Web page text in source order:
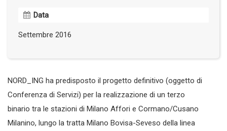
Data
Settembre 2016
NORD_ING ha predisposto il progetto definitivo (oggetto di
Conferenza di Servizi) per la realizzazione di un terzo
binario tra le stazioni di Milano Affori e Cormano/Cusano
Milanino, lungo la tratta Milano Bovisa-Seveso della linea